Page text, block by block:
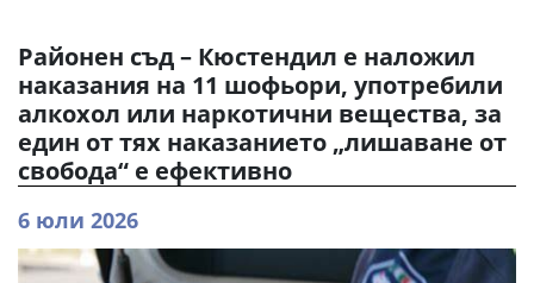
Районен съд – Кюстендил е наложил
наказания на 11 шофьори, употребили
алкохол или наркотични вещества, за
един от тях наказанието „лишаване от
свобода“ е ефективно
6 юли 2026